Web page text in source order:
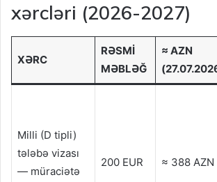
xərcləri (2026-2027)
XƏRC
RƏSMI
MƏBLƏĞ
≈ AZN
Milli (D tipli)
tələbə vizası
— müraciətə
200 EUR ≈ 388 AZN